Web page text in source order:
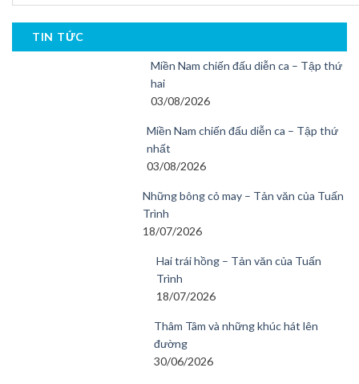
TIN TỨC
Miền Nam chiến đấu diễn ca – Tập thứ
hai
03/08/2026
Miền Nam chiến đấu diễn ca – Tập thứ
nhất
03/08/2026
Những bông cỏ may – Tản văn của Tuấn
Trình
18/07/2026
Hai trái hồng – Tản văn của Tuấn
Trình
18/07/2026
Thâm Tâm và những khúc hát lên
đường
30/06/2026